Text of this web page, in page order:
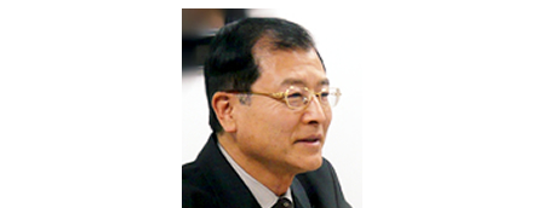
相続放棄必要書類 裁判所
事業承継 弁護士
遺言書 検認 申立
限定承認 不動産 売却
削除請求 訴訟
医療過誤 冤罪
紛争解決 弁護士
知的財産 弁護士
知財紛争 神戸市 弁護士
不動産トラブル 奈良市 弁護士
知財紛争 大阪市 弁護士
医療過誤 大阪市 弁護士
医療過誤 神戸市 弁護士
医療過誤訴訟 大阪市 弁護士
組織再編 神戸市 弁護士